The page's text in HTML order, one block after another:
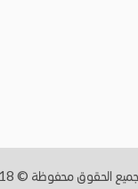
جميع الحقوق محفوظة © 2018,